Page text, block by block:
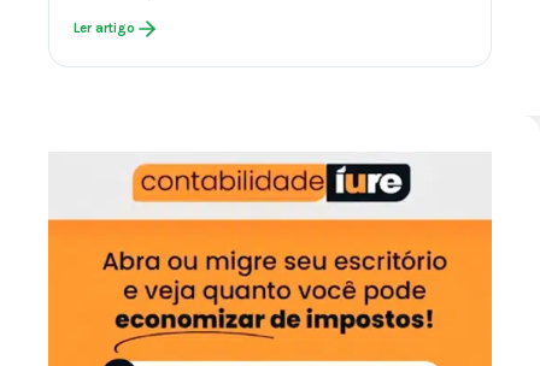
Ler artigo